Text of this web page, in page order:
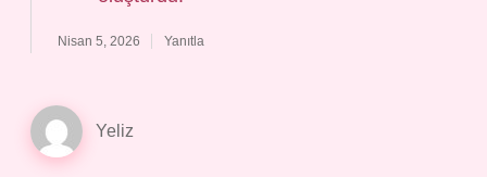
Nisan 5, 2026 Yanıtla
Yeliz